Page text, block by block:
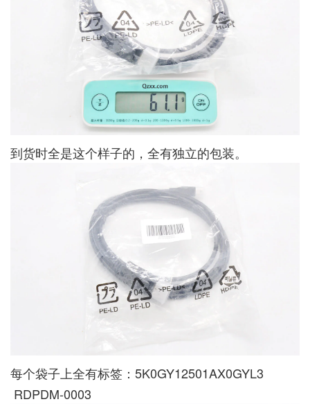
到货时全是这个样子的，全有独立的包装。
每个袋子上全有标签：5K0GY12501AX0GYL3
RDPDM-0003